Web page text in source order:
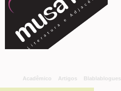
Acadêmico Artigos Blablablogues